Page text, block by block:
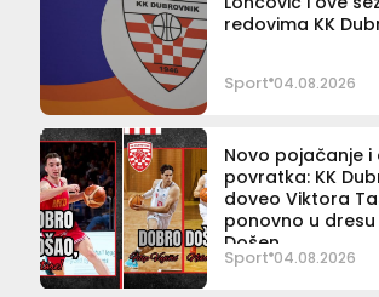
redovima KK
Sport 04.08.2026
Novo pojačanje i
povratka: KK
doveo Viktora
ponovno u dresu
Došen
Sport 04.08.2026